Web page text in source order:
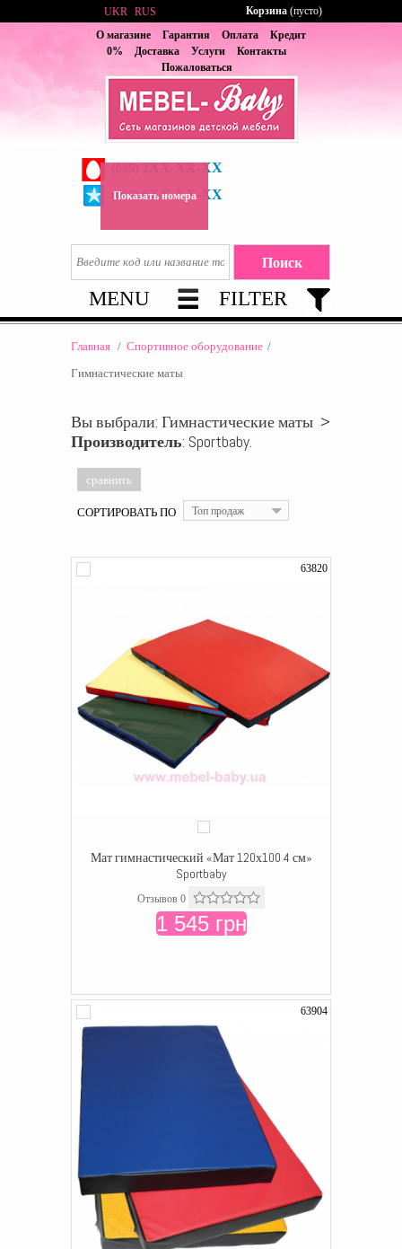
О магазине Гарантия Оплата
Кредит
0%
Доставка Услуги
Контакты
Пожаловаться
2XX-XX-XX
(067) 6XX-XX-XX
Показать номера
UKR RUS Корзина (пусто)
MENU FILTER
Главная / Спортивное оборудование /
Гимнастические маты
Вы выбрали: Гимнастические маты >
Производитель: Sportbaby.
СОРТИРОВАТЬ ПО Топ продаж
63820
Мат гимнастический «Мат 120х100 4 см»
Sportbaby
Отзывов 0
1 545 грн
63904